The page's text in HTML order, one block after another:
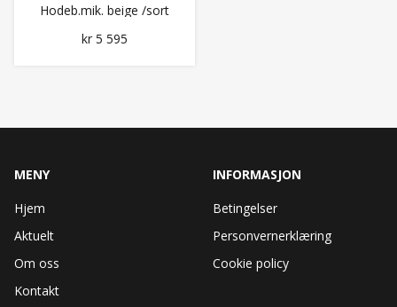
Hodeb.mik. beige /sort
(009872/009866)
kr 5 595
MENY
Hjem
Aktuelt
Om oss
Kontakt
INFORMASJON
Betingelser
Personvernerklæring
Cookie policy